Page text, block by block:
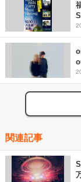
関連記事